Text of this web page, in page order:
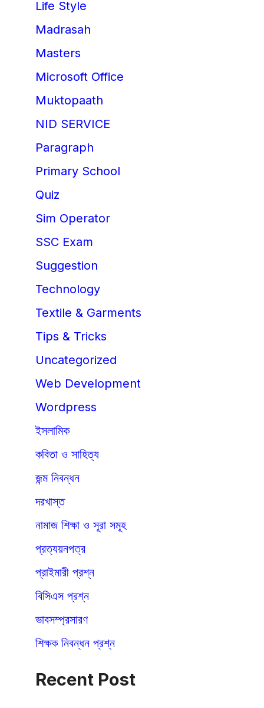
Life Style
Madrasah
Masters
Microsoft Office
Muktopaath
NID SERVICE
Paragraph
Primary School
Quiz
Sim Operator
SSC Exam
Suggestion
Technology
Textile & Garments
Tips & Tricks
Uncategorized
Web Development
Wordpress
ইসলামিক
কবিতা ও সাহিত্য
জন্ম নিবন্ধন
দরখাস্ত
নামাজ শিক্ষা ও সূরা সমূহ
প্রত্যয়নপত্র
প্রাইমারী প্রশ্ন
বিসিএস প্রশ্ন
ভাবসম্প্রসারণ
শিক্ষক নিবন্ধন প্রশ্ন
Recent Post